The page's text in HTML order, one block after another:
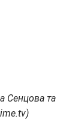
Сенцова та